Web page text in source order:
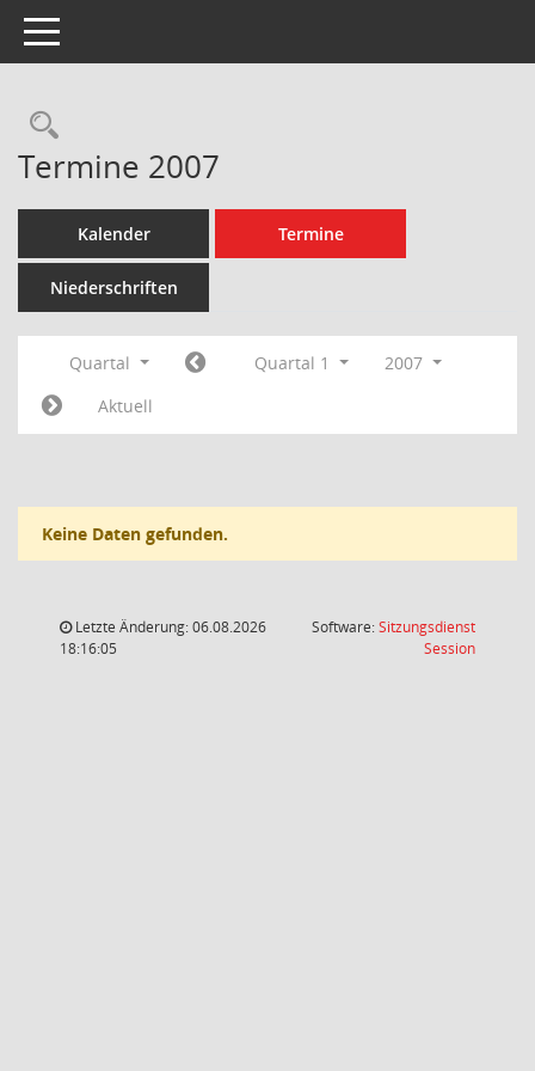
Toggle navigation
Rechercheauswahl
Termine 2007
Kalender Termine
Niederschriften
Quartal Quartal 1
2007
Aktuell
Keine Daten gefunden.
Letzte Änderung: 06.08.2026
18:16:05
Software:Sitzungsdienst
Session(Wird in